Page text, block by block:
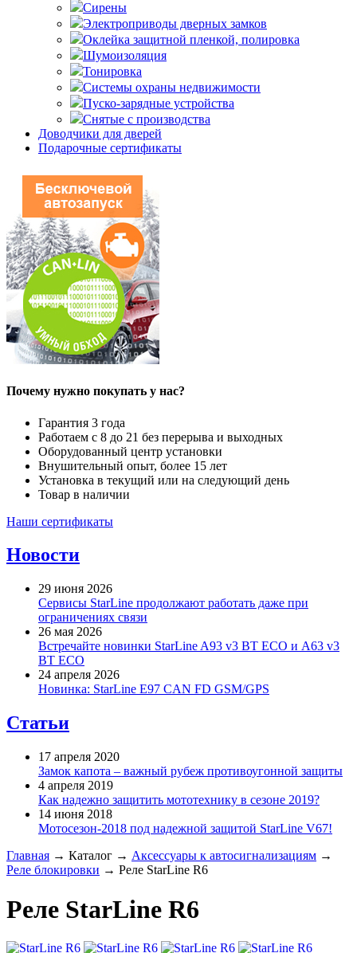
Сирены
Электроприводы дверных замков
Оклейка защитной пленкой, полировка
Шумоизоляция
Тонировка
Системы охраны недвижимости
Пуско-зарядные устройства
Снятые с производства
Доводчики для дверей
Подарочные сертификаты
Почему нужно покупать у нас?
Гарантия 3 года
Работаем с 8 до 21 без перерыва и выходных
Оборудованный центр установки
Внушительный опыт, более 15 лет
Установка в текущий или на следующий день
Товар в наличии
Наши сертификаты
Новости
29 июня 2026
Сервисы StarLine продолжают работать даже при
ограничениях связи
26 мая 2026
Встречайте новинки StarLine A93 v3 BT ECO и A63 v3
BT ECO
24 апреля 2026
Новинка: StarLine E97 CAN FD GSM/GPS
Статьи
17 апреля 2020
Замок капота – важный рубеж противоугонной защиты
4 апреля 2019
Как надежно защитить мототехнику в сезоне 2019?
14 июня 2018
Мотосезон-2018 под надежной защитой StarLine V67!
Главная → Каталог → Аксессуары к автосигнализациям →
Реле блокировки → Реле StarLine R6
Реле StarLine R6